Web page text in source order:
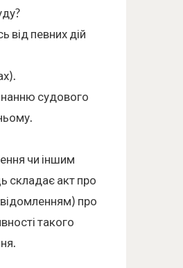
від певних дій
судового
чи іншим
складає акт про
про
такого